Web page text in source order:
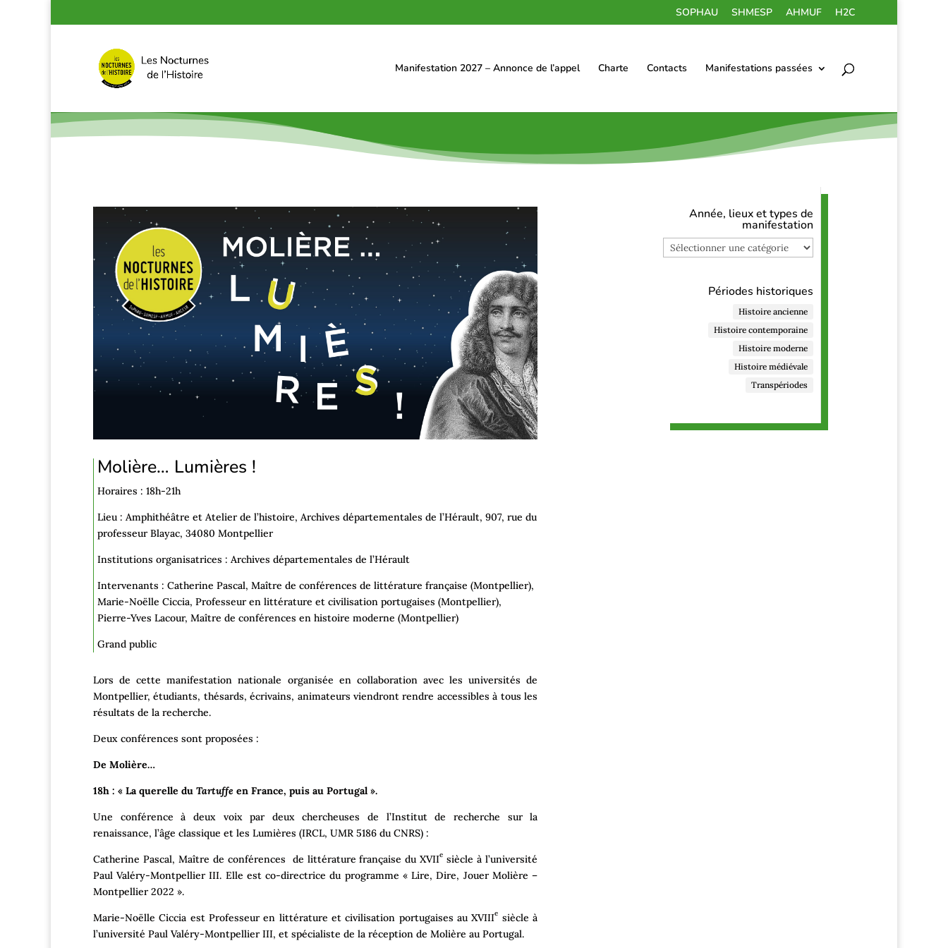
SOPHAU SHMESP AHMUF H2C
Manifestation 2027 – Annonce de l’appel Charte Contacts Manifestations passées
Molière… Lumières !
Horaires : 18h-21h
Lieu : Amphithéâtre et Atelier de l’histoire, Archives départementales de l’Hérault, 907, rue du
professeur Blayac, 34080 Montpellier
Institutions organisatrices : Archives départementales de l’Hérault
Intervenants : Catherine Pascal, Maître de conférences de littérature française (Montpellier),
Marie-Noëlle Ciccia, Professeur en littérature et civilisation portugaises (Montpellier),
Pierre-Yves Lacour, Maître de conférences en histoire moderne (Montpellier)
Grand public
Lors de cette manifestation nationale organisée en collaboration avec les universités de
Montpellier, étudiants, thésards, écrivains, animateurs viendront rendre accessibles à tous les
résultats de la recherche.
Deux conférences sont proposées :
De Molière…
18h : « La querelle du Tartuffe en France, puis au Portugal ».
Une conférence à deux voix par deux chercheuses de l’Institut de recherche sur la
renaissance, l’âge classique et les Lumières (IRCL, UMR 5186 du CNRS) :
Catherine Pascal, Maître de conférences de littérature française du XVIIe siècle à l’université
Paul Valéry-Montpellier III. Elle est co-directrice du programme « Lire, Dire, Jouer Molière –
Montpellier 2022 ».
Marie-Noëlle Ciccia est Professeur en littérature et civilisation portugaises au XVIIIe siècle à
l’université Paul Valéry-Montpellier III, et spécialiste de la réception de Molière au Portugal.
Année, lieux et types de
manifestation
Année,
lieux
Périodes historiques
Histoire ancienne
Histoire contemporaine
Histoire moderne
Histoire médiévale
Transpériodes